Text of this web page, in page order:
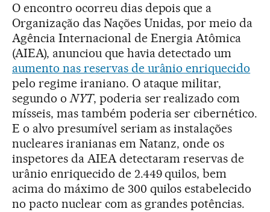
O encontro ocorreu dias depois que a
Organização das Nações Unidas, por meio da
Agência Internacional de Energia Atômica
(AIEA), anunciou que havia detectado um
aumento nas reservas de urânio enriquecido
pelo regime iraniano. O ataque militar,
segundo oNYT, poderia ser realizado com
mísseis, mas também poderia ser cibernético.
E o alvo presumível seriam as instalações
nucleares iranianas em Natanz, onde os
inspetores da AIEA detectaram reservas de
urânio enriquecido de 2.449 quilos, bem
acima do máximo de 300 quilos estabelecido
no pacto nuclear com as grandes potências.